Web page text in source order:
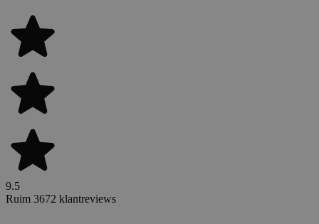
9.5
Ruim 3672 klantreviews